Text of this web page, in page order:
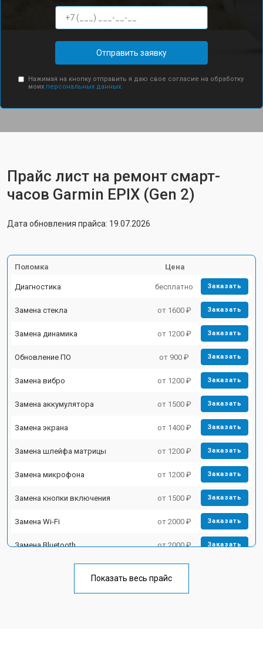
Отправить заявку
Нажимая на кнопку отправить я даю свое согласие на обработку
моих персональных данных.
Прайс лист на ремонт смарт-
часов Garmin EPIX (Gen 2)
Дата обновления прайса: 19.07.2026
Поломка Цена
Диагностика бесплатно Заказать
Замена стекла от 1600 ₽ Заказать
Замена динамика от 1200 ₽ Заказать
Обновление ПО от 900 ₽ Заказать
Замена вибро от 1200 ₽ Заказать
Замена аккумулятора от 1500 ₽ Заказать
Замена экрана от 1400 ₽ Заказать
Замена шлейфа матрицы от 1200 ₽ Заказать
Замена микрофона от 1200 ₽ Заказать
Замена кнопки включения от 1500 ₽ Заказать
Замена Wi-Fi от 2000 ₽ Заказать
Замена Bluetooth от 2000 ₽ Заказать
Показать весь прайс